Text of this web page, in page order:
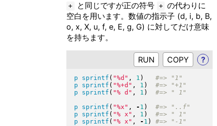
+ と同じですが正の符号 + の代わりに
空白を用います。数値の指示子 (d, i, b, B,
o, x, X, u, f, e, E, g, G) に対してだけ意味
を持ちます。
RUN ?
p sprintf ( "%d " , 1 )
p
sprintf ( "%+d " , 1 )
p
sprintf ( "% d " , 1 )
p
sprintf ( "%x " , - 1 )
p
sprintf ( "% x " , 1 )
p
sprintf ( "% x " , - 1 )